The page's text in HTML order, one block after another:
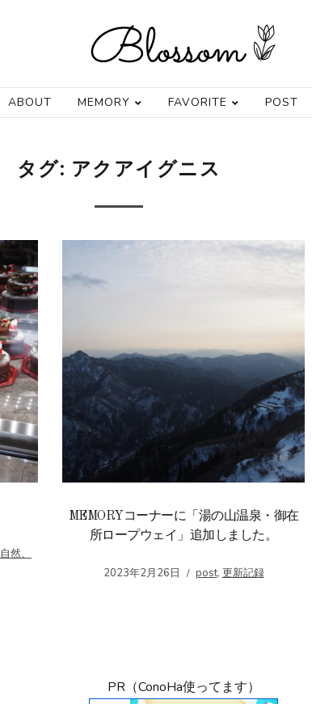
ABOUT MEMORY FAVORITE POST
タグ: アクアイグニス
自然、
MEMORYコーナーに「湯の山温泉・御在
所ロープウェイ」追加しました。
2023年2月26日 post, 更新記録
PR（ConoHa使ってます）